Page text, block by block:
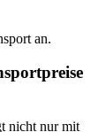
an.
nicht nur mit